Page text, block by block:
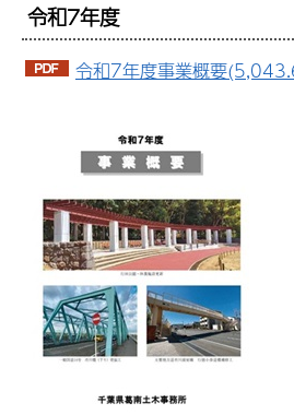
令和7年度
令和7年度事業概要